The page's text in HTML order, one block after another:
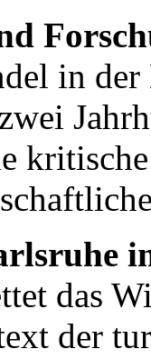
in
das
der